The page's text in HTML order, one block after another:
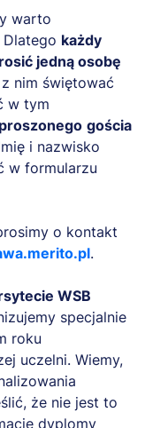
warto
każdy
jedną osobę
nim świętować
w tym
gościa
i nazwisko
w formularzu
o kontakt
.
WSB
specjalnie
roku
uczelni. Wiemy,
że nie jest to
dyplomy